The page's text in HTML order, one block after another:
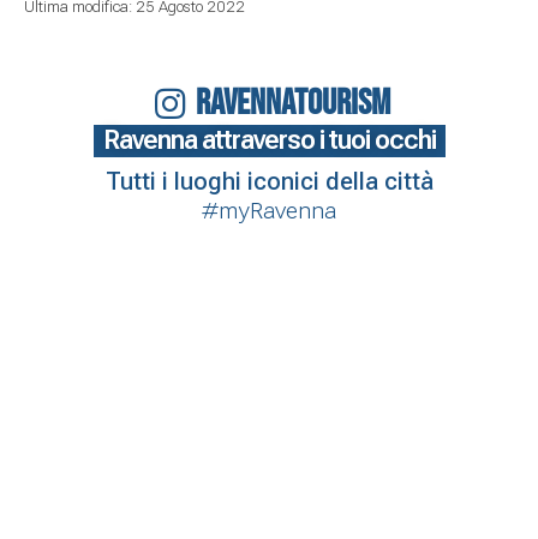
Ultima modifica: 25 Agosto 2022
RAVENNATOURISM
Ravenna attraverso i tuoi occhi
Tutti i luoghi iconici della città
#myRavenna